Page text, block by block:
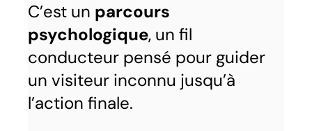
C’est un parcours
psychologique, un fil
conducteur pensé pour guider
un visiteur inconnu jusqu’à
l’action finale.